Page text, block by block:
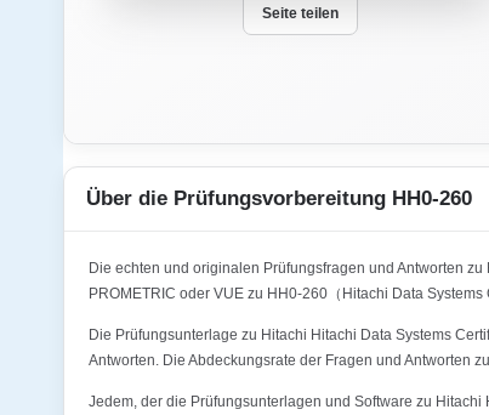
Seite teilen
Über die Prüfungsvorbereitung HH0-260
Die echten und originalen Prüfungsfragen und Antworten
PROMETRIC oder VUE zu HH0-260（Hitachi Data
Die Prüfungsunterlage zu Hitachi Hitachi Data Systems
Antworten. Die Abdeckungsrate der Fragen und Antworten
Jedem, der die Prüfungsunterlagen und Software zu